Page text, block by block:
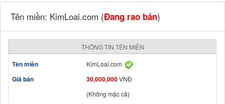
Tên miền: KimLoai.com (Đang rao bán)
THÔNG TIN TÊN MIỀN
Tên miền KimLoai.com
Giá bán 30,000,000VNĐ
(Không mặc cả)